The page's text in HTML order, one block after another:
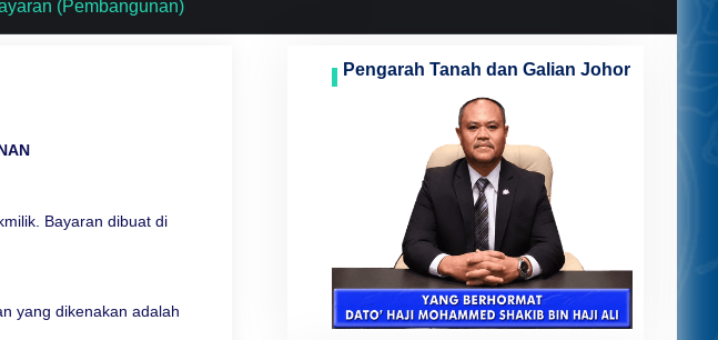
(Pembangunan)
Bayaran dibuat di
yang dikenakan adalah
Pengarah Tanah dan Galian Johor